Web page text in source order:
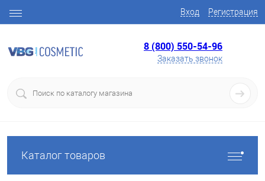
Вход Регистрация
8 (800) 550-54-96
Заказать звонок
Каталог товаров